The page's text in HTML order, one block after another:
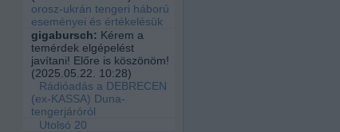
orosz-ukrán tengeri háború
eseményei és értékelésük
gigabursch: Kérem a
temérdek elgépelést
javítani! Előre is köszönöm!
(2025.05.22. 10:28)
Rádióadás a DEBRECEN
(ex-KASSA) Duna-
tengerjáróról
Utolsó 20